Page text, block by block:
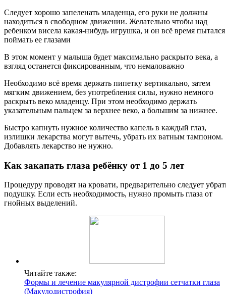
Следует хорошо запеленать младенца, его руки не должны
находиться в свободном движении. Желательно чтобы над
ребенком висела какая-нибудь игрушка, и он всё время пытался
поймать ее глазами
В этом момент у малыша будет максимально раскрыто века, а
взгляд останется фиксированным, что немаловажно
Необходимо всё время держать пипетку вертикально, затем
мягким движением, без употребления силы, нужно немного
раскрыть веко младенцу. При этом необходимо держать
указательным пальцем за верхнее веко, а большим за нижнее.
Быстро капнуть нужное количество капель в каждый глаз,
излишки лекарства могут вытечь, убрать их ватным тампоном.
Добавлять лекарство не нужно.
Как закапать глаза ребёнку от 1 до 5 лет
Процедуру проводят на кровати, предварительно следует
подушку. Если есть необходимость, нужно промыть глаза от
гнойных выделений.
Читайте также:
Формы и лечение макулярной дистрофии сетчатки глаза
(Макулодистрофия)